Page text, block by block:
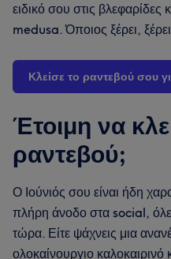
ειδικό σου στις
medusa. Όποιος ξέρει,
Κλείσε το ραντεβού σου
Έτοιμη να
ραντεβού;
Ο Ιούνιός σου είναι ήδη
πλήρη άνοδο στα social,
τώρα. Είτε ψάχνεις μια
ολοκαίνουργιο